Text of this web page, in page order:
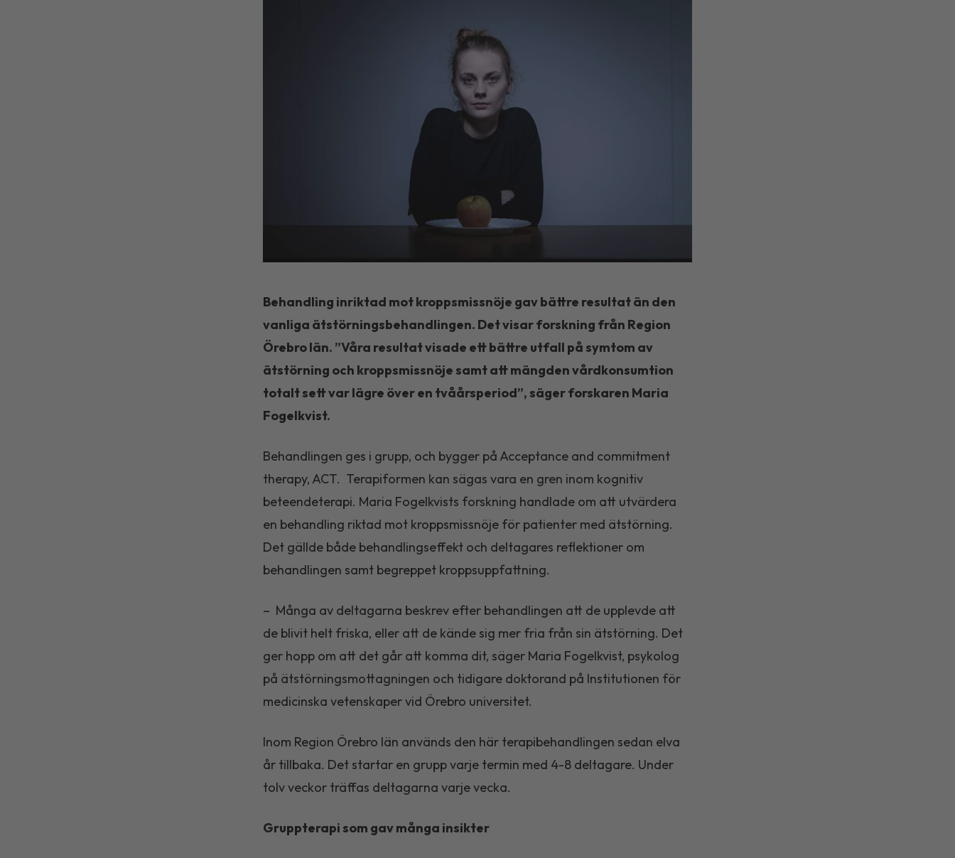
Behandling inriktad mot kroppsmissnöje gav bättre resultat än den
vanliga ätstörningsbehandlingen. Det visar forskning från Region
Örebro län. ”Våra resultat visade ett bättre utfall på symtom av
ätstörning och kroppsmissnöje samt att mängden vårdkonsumtion
totalt sett var lägre över en tvåårsperiod”, säger forskaren Maria
Fogelkvist.
Behandlingen ges i grupp, och bygger på Acceptance and commitment
therapy, ACT. Terapiformen kan sägas vara en gren inom kognitiv
beteendeterapi. Maria Fogelkvists forskning handlade om att utvärdera
en behandling riktad mot kroppsmissnöje för patienter med ätstörning.
Det gällde både behandlingseffekt och deltagares reflektioner om
behandlingen samt begreppet kroppsuppfattning.
– Många av deltagarna beskrev efter behandlingen att de upplevde att
de blivit helt friska, eller att de kände sig mer fria från sin ätstörning. Det
ger hopp om att det går att komma dit, säger Maria Fogelkvist, psykolog
på ätstörningsmottagningen och tidigare doktorand på Institutionen för
medicinska vetenskaper vid Örebro universitet.
Inom Region Örebro län används den här terapibehandlingen sedan elva
år tillbaka. Det startar en grupp varje termin med 4-8 deltagare. Under
tolv veckor träffas deltagarna varje vecka.
Gruppterapi som gav många insikter